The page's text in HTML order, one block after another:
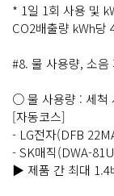
* 1일 1회 사용 및
CO2배출량 kWh당
#8. 물 사용량, 소음
○ 물 사용량 : 세척
[자동코스]
- LG전자(DFB
- SK매직(DWA-
▶ 제품 간 최대 1.4